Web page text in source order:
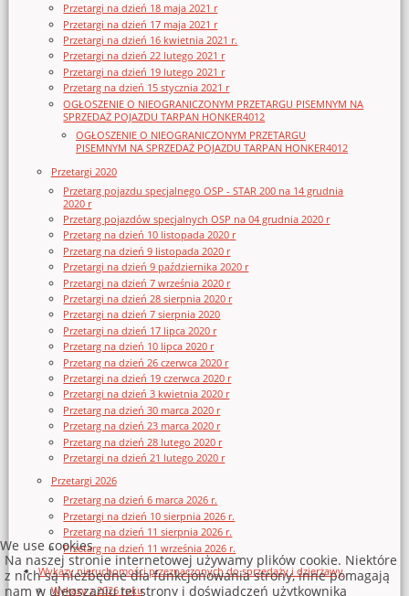
Przetargi na dzień 18 maja 2021 r
Przetargi na dzień 17 maja 2021 r
Przetargi na dzień 16 kwietnia 2021 r.
Przetargi na dzień 22 lutego 2021 r
Przetargi na dzień 19 lutego 2021 r
Przetarg na dzień 15 stycznia 2021 r
OGŁOSZENIE O NIEOGRANICZONYM PRZETARGU PISEMNYM NA
SPRZEDAŻ POJAZDU TARPAN HONKER4012
OGŁOSZENIE O NIEOGRANICZONYM PRZETARGU
PISEMNYM NA SPRZEDAŻ POJAZDU TARPAN HONKER4012
Przetargi 2020
Przetarg pojazdu specjalnego OSP - STAR 200 na 14 grudnia
2020 r
Przetarg pojazdów specjalnych OSP na 04 grudnia 2020 r
Przetarg na dzień 10 listopada 2020 r
Przetarg na dzień 9 listopada 2020 r
Przetargi na dzień 9 października 2020 r
Przetargi na dzień 7 września 2020 r
Przetargi na dzień 28 sierpnia 2020 r
Przetargi na dzień 7 sierpnia 2020
Przetargi na dzień 17 lipca 2020 r
Przetarg na dzień 10 lipca 2020 r
Przetarg na dzień 26 czerwca 2020 r
Przetargi na dzień 19 czerwca 2020 r
Przetargi na dzień 3 kwietnia 2020 r
Przetarg na dzień 30 marca 2020 r
Przetarg na dzień 23 marca 2020 r
Przetarg na dzień 28 lutego 2020 r
Przetargi na dzień 21 lutego 2020 r
Przetargi 2026
Przetarg na dzień 6 marca 2026 r.
Przetargi na dzień 10 sierpnia 2026 r.
Przetarg na dzień 11 sierpnia 2026 r.
Przetarg na dzień 11 września 2026 r.
Wykazy nieruchomości przeznaczonych do sprzedaży i dzierżawy
Wykazy z 2026 roku
We use cookies
Na naszej stronie internetowej używamy plików cookie. Niektóre
z nich są niezbędne dla funkcjonowania strony, inne pomagają
nam w ulepszaniu tej strony i doświadczeń użytkownika